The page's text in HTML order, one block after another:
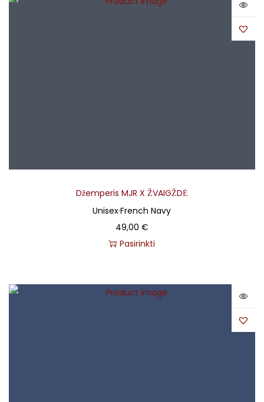
Džemperis MJR X ŽVAIGŽDĖ
Unisex·French Navy
49,00 €
Pasirinkti